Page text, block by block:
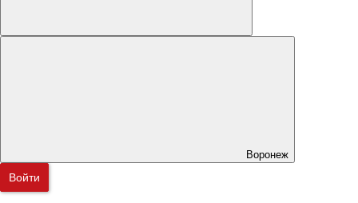
Воронеж
Войти